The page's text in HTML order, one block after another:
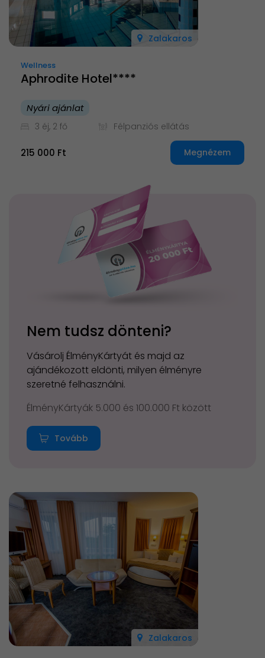
Zalakaros
Wellness
Aphrodite Hotel****
Nyári ajánlat
3 éj, 2 fő Félpanziós ellátás
215 000 Ft Megnézem
Nem tudsz dönteni?
Vásárolj ÉlményKártyát és majd az
ajándékozott eldönti, milyen élményre
szeretné felhasználni.
ÉlményKártyák 5.000 és 100.000 Ft között
Tovább
Zalakaros